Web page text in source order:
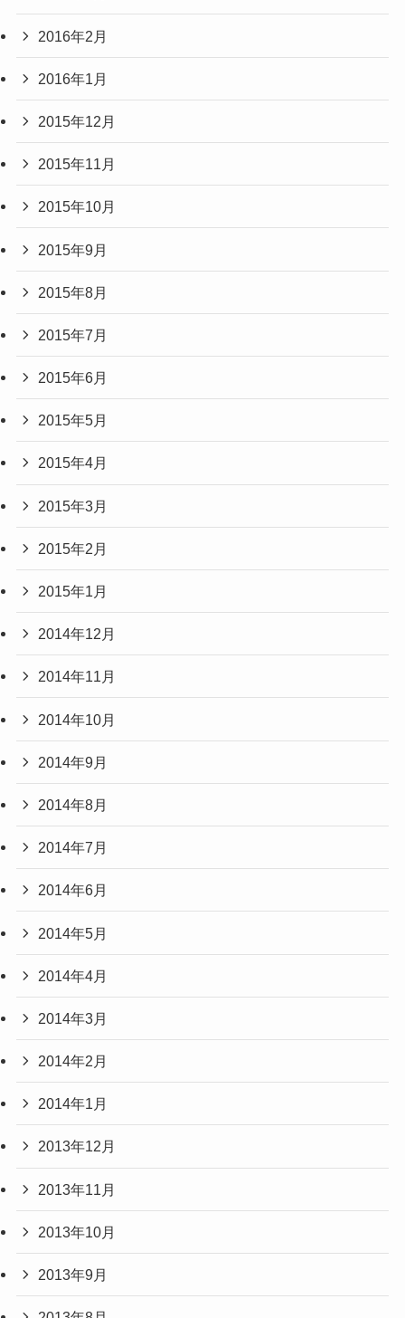
2016年2月
2016年1月
2015年12月
2015年11月
2015年10月
2015年9月
2015年8月
2015年7月
2015年6月
2015年5月
2015年4月
2015年3月
2015年2月
2015年1月
2014年12月
2014年11月
2014年10月
2014年9月
2014年8月
2014年7月
2014年6月
2014年5月
2014年4月
2014年3月
2014年2月
2014年1月
2013年12月
2013年11月
2013年10月
2013年9月